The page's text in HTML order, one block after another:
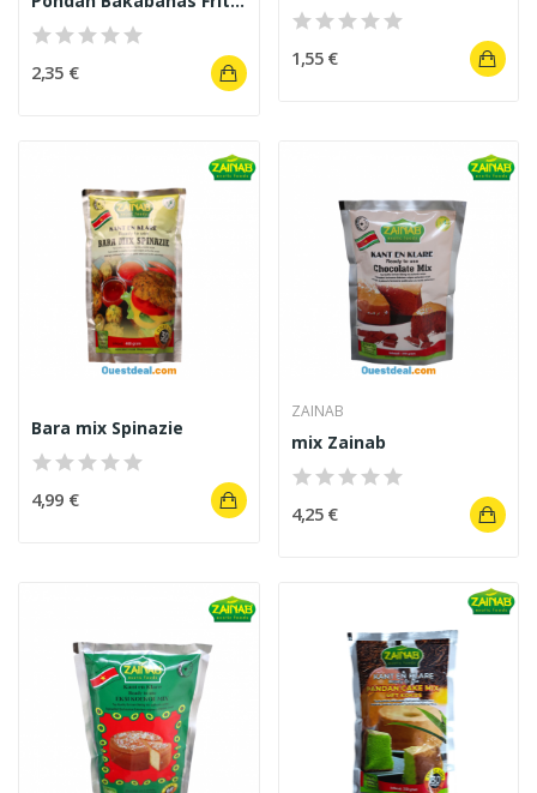
2,35 €
1,55 €
Bara mix Spinazie
4,99 €
ZAINAB
mix Zainab
4,25 €